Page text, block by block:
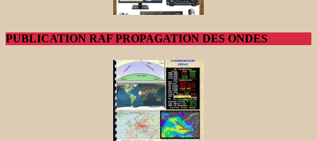
PUBLICATION RAF PROPAGATION DES ONDES